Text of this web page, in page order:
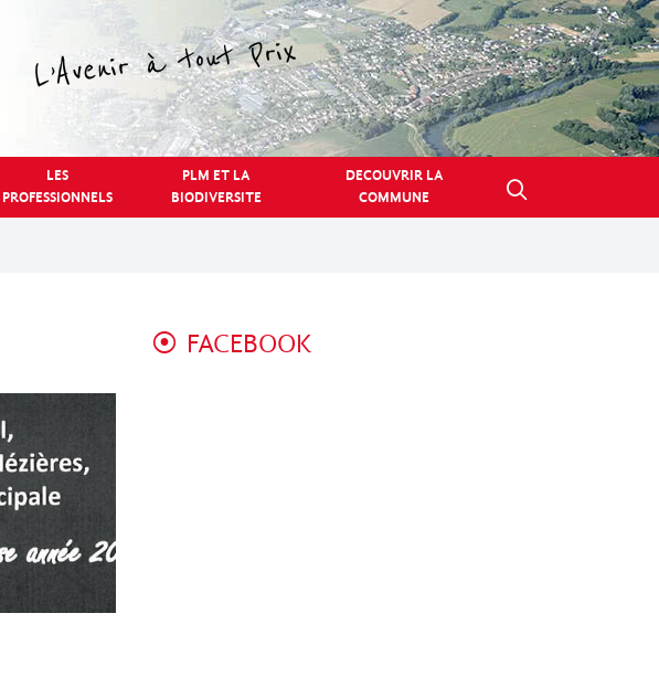
LES
PROFESSIONNELS
PLM ET LA
BIODIVERSITE
DECOUVRIR LA
COMMUNE
FACEBOOK